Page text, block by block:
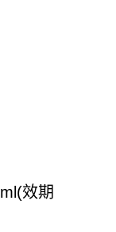
效期